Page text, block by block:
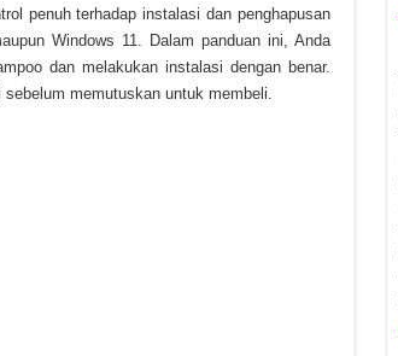
penuh terhadap instalasi dan penghapusan
Windows 11. Dalam panduan ini, Anda
dan melakukan instalasi dengan benar.
sebelum memutuskan untuk membeli.